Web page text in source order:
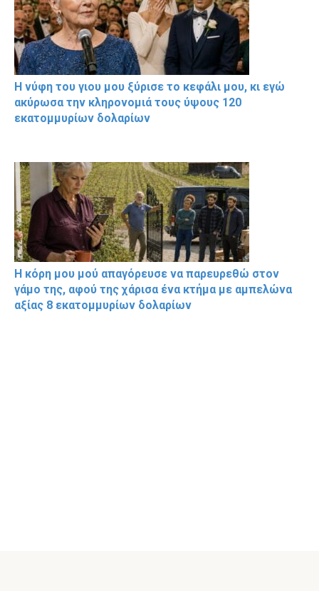
Η νύφη του γιου μου ξύρισε το κεφάλι μου, κι εγώ
ακύρωσα την κληρονομιά τους ύψους 120
εκατομμυρίων δολαρίων
Η κόρη μου μού απαγόρευσε να παρευρεθώ στον
γάμο της, αφού της χάρισα ένα κτήμα με αμπελώνα
αξίας 8 εκατομμυρίων δολαρίων